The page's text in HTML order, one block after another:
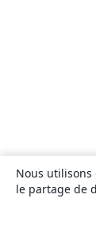
Nous utilisons
le partage de